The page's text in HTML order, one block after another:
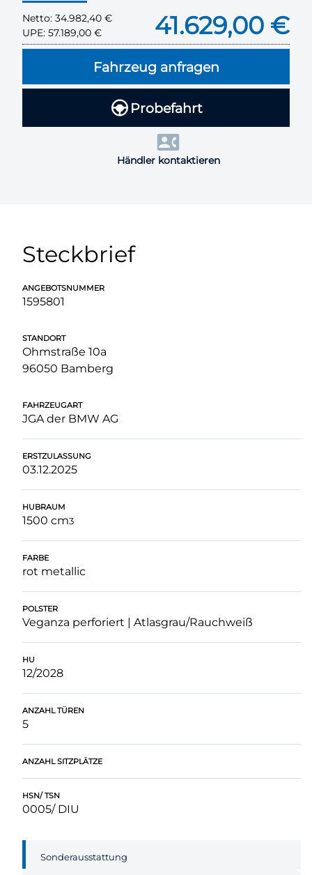
Netto: 34.982,40 €
UPE: 57.189,00 € 41.629,00 €
Fahrzeug anfragen
Probefahrt
Händler kontaktieren
Steckbrief
ANGEBOTSNUMMER
1595801
STANDORT
Ohmstraße 10a
96050 Bamberg
FAHRZEUGART
JGA der BMW AG
ERSTZULASSUNG
03.12.2025
HUBRAUM
1500 cm3
FARBE
rot metallic
POLSTER
Veganza perforiert | Atlasgrau/Rauchweiß
HU
12/2028
ANZAHL TÜREN
5
ANZAHL SITZPLÄTZE
HSN/ TSN
0005/ DIU
Sonderausstattung